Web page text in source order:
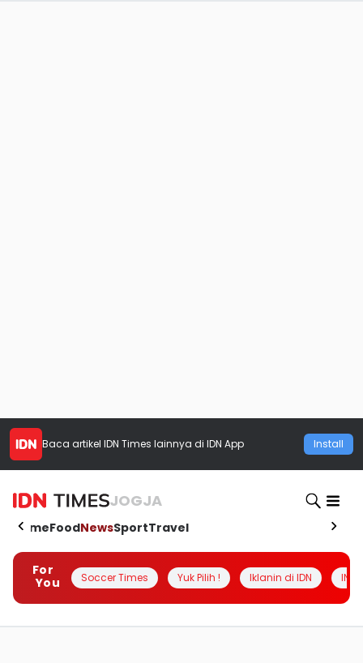
Baca artikel IDN Times lainnya di IDN App Install
JOGJA
HomeFoodNewsSportTravel
For
You
Soccer Times Yuk Pilih ! Iklanin di IDN